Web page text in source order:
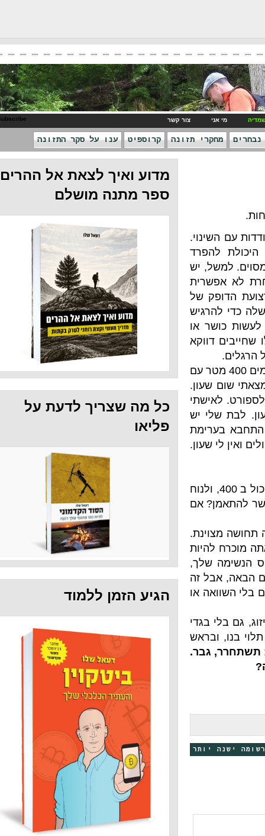
צור קשר
תזונה קרוספיט ענו על סקר התזונה
יש
של
או
הערב יצאתי לאימון אנטרוולים (6 פעמים 400 מטר עם
יש
שעון.
אמרתי לעצמי: למה לא, בעצם. למה לא לרוץ הכי חזק שאתה יכול ב 400, ולנוח
אם
שלך,
זה
או
בגדי
גבר.
יותר
מדוע ואיך לצאת אל ההרים -
ספר מתנה מושלם
כל מה שצריך לדעת על
פליאו
הגיע הזמן ללמוד